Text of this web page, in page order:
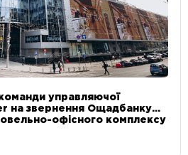
управляючої
на звернення Ощадбанку
офісного комплексу